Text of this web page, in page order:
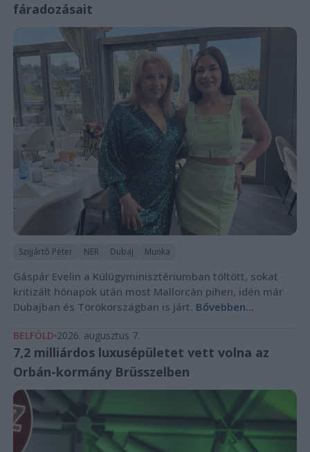
fáradozásait
Szijjártó Péter NER Dubaj Munka
Gáspár Evelin a Külügyminisztériumban töltött, sokat
kritizált hónapok után most Mallorcán pihen, idén már
Dubajban és Törökországban is járt. Bővebben...
BELFÖLD 2026. augusztus 7.
7,2 milliárdos luxusépületet vett volna az
Orbán-kormány Brüsszelben